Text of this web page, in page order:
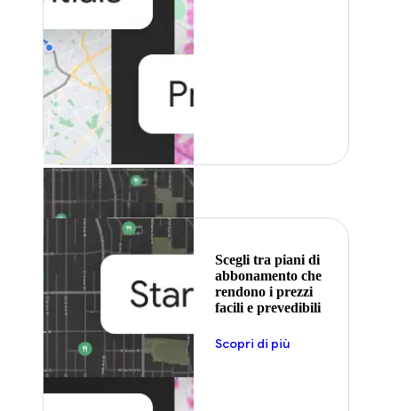
In primo piano
Scegli tra piani di
abbonamento che
rendono i prezzi
facili e prevedibili
Scopri di più